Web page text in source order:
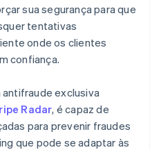
sua segurança para que
tentativas
onde os clientes
confiança.
exclusiva
Radar, é capaz de
para prevenir fraudes
que pode se adaptar às